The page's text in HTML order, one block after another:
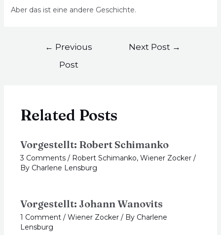
Aber das ist eine andere Geschichte.
← Previous
Post
Next Post →
Related Posts
Vorgestellt: Robert Schimanko
3 Comments / Robert Schimanko,Wiener Zocker /
By Charlene Lensburg
Vorgestellt: Johann Wanovits
1 Comment /Wiener Zocker / By Charlene
Lensburg